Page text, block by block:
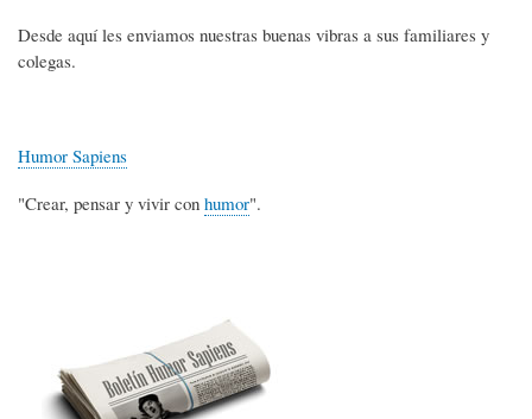
Desde aquí les enviamos nuestras buenas vibras a sus familiares y
colegas.
Humor Sapiens
"Crear, pensar y vivir con humor".